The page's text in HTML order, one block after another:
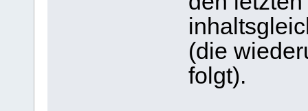
(die
folgt).